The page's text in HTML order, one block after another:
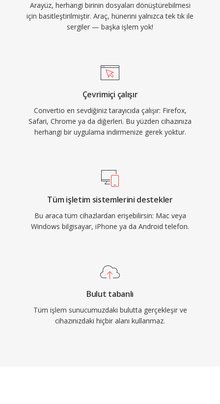
Arayüz, herhangi birinin dosyaları dönüştürebilmesi
için basitleştirilmiştir. Araç, hünerini yalnızca tek tık ile
sergiler — başka işlem yok!
Çevrimiçi çalışır
Convertio en sevdiğiniz tarayıcıda çalışır: Firefox,
Safari, Chrome ya da diğerleri. Bu yüzden cihazınıza
herhangi bir uygulama indirmenize gerek yoktur.
Tüm işletim sistemlerini destekler
Bu araca tüm cihazlardan erişebilirsin: Mac veya
Windows bilgisayar, iPhone ya da Android telefon.
Bulut tabanlı
Tüm işlem sunucumuzdaki bulutta gerçekleşir ve
cihazınızdaki hiçbir alanı kullanmaz.